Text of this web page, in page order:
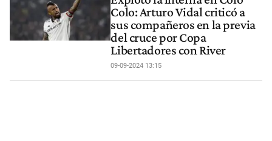
Colo: Arturo Vidal criticó a
sus compañeros en la previa
del cruce por Copa
Libertadores con River
09-09-2024 13:15